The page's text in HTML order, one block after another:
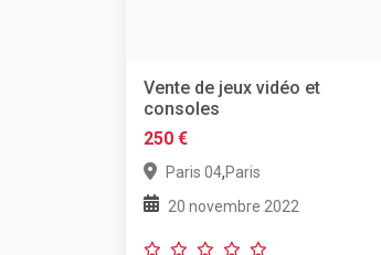
Vente de jeux vidéo et
consoles
250 €
Paris 04,Paris
20 novembre 2022